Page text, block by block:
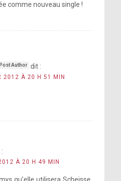
comme nouveau single !
dit :
2012 À 20 H 51 MIN
À 20 H 49 MIN